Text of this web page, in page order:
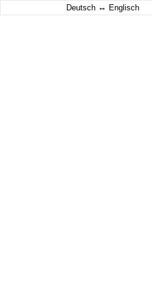
Deutsch ↔ Englisch